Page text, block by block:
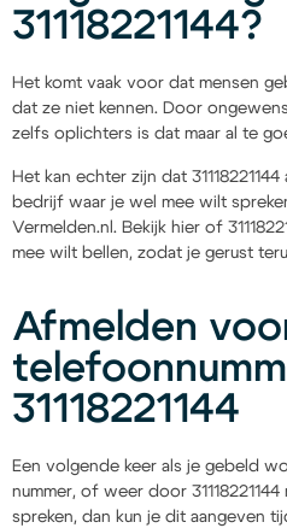
31118221144?
Het komt vaak voor dat mensen
dat ze niet kennen. Door
zelfs oplichters is dat maar al te
Het kan echter zijn dat
bedrijf waar je wel mee wilt
Vermelden.nl. Bekijk hier of
mee wilt bellen, zodat je gerust
Afmelden
31118221144
Een volgende keer als je gebeld
nummer, of weer door
spreken, dan kun je dit aangeven